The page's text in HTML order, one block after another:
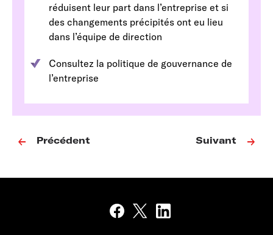
réduisent leur part dans l’entreprise et si
des changements précipités ont eu lieu
dans l’équipe de direction
Consultez la politique de gouvernance de
l’entreprise
Précédent Suivant